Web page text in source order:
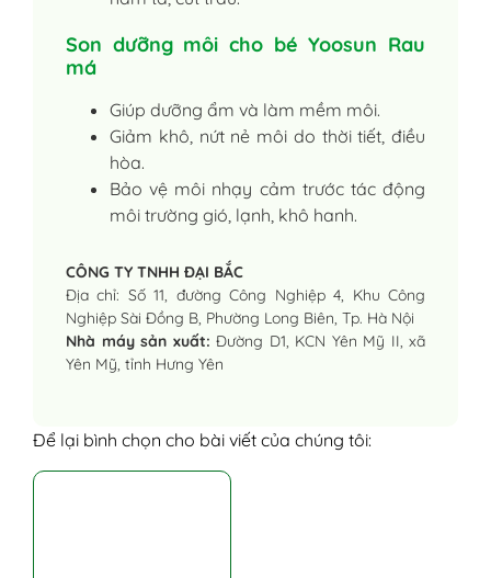
Son dưỡng môi cho bé Yoosun Rau
má
Giúp dưỡng ẩm và làm mềm môi.
Giảm khô, nứt nẻ môi do thời tiết, điều
hòa.
Bảo vệ môi nhạy cảm trước tác động
môi trường gió, lạnh, khô hanh.
CÔNG TY TNHH ĐẠI BẮC
Địa chỉ: Số 11, đường Công Nghiệp 4, Khu Công
Nghiệp Sài Đồng B, Phường Long Biên, Tp. Hà Nội
Nhà máy sản xuất: Đường D1, KCN Yên Mỹ II, xã
Yên Mỹ, tỉnh Hưng Yên
Để lại bình chọn cho bài viết của chúng tôi: